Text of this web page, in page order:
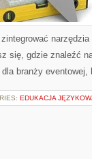
się, gdzie znaleźć
dla branży
EDUKACJA